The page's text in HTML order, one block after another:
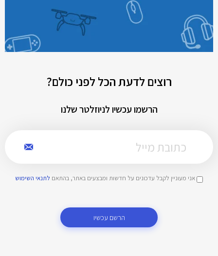
רוצים לדעת הכל לפני כולם?
הרשמו עכשיו לניוזלטר שלנו
אני מעוניין לקבל עדכונים על חדשות ומבצעים באתר, בהתאם לתנאי השימוש
הרשם עכשיו